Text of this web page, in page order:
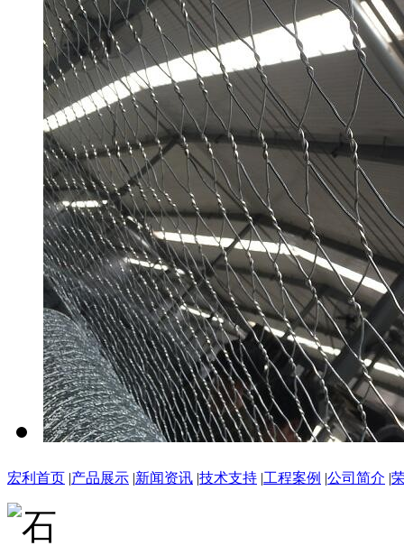
宏利首页 |产品展示 |新闻资讯 |技术支持 |工程案例 |公司简介 |